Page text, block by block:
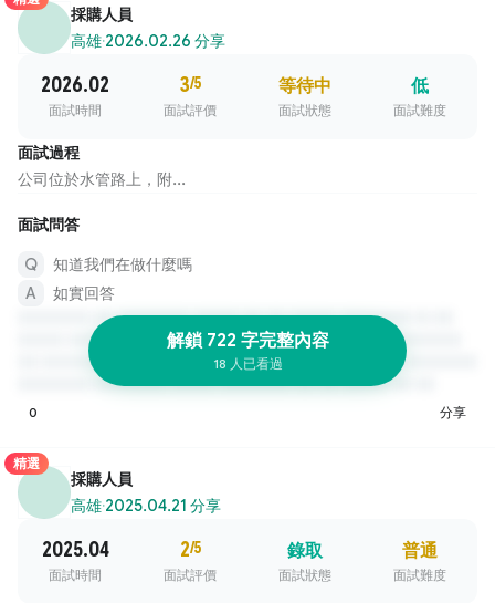
採購人員
高雄·2026.02.26 分享
2026.02
面試時間
3/5
面試評價
等待中
面試狀態
低
面試難度
面試過程
公司位於水管路上，附...
面試問答
知道我們在做什麼嗎
如實回答
解鎖 722 字完整內容
18 人已看過
0 分享
精選
採購人員
高雄·2025.04.21 分享
2025.04
面試時間
2/5
面試評價
錄取
面試狀態
普通
面試難度